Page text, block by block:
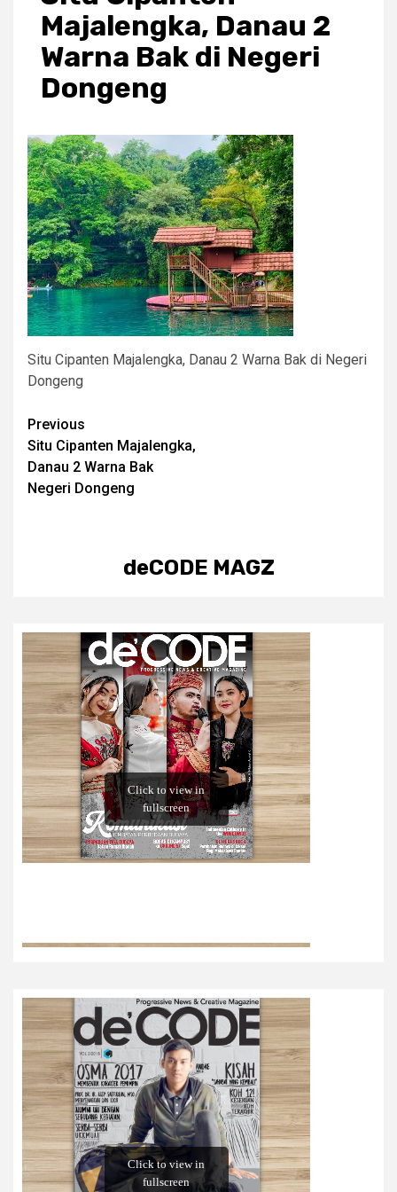
Majalengka, Danau 2
Warna Bak di Negeri
Dongeng
Situ Cipanten Majalengka, Danau 2 Warna Bak di Negeri
Dongeng
Post
navigation
Previous
Situ Cipanten Majalengka,
Danau 2 Warna Bak
Negeri Dongeng
deCODE MAGZ